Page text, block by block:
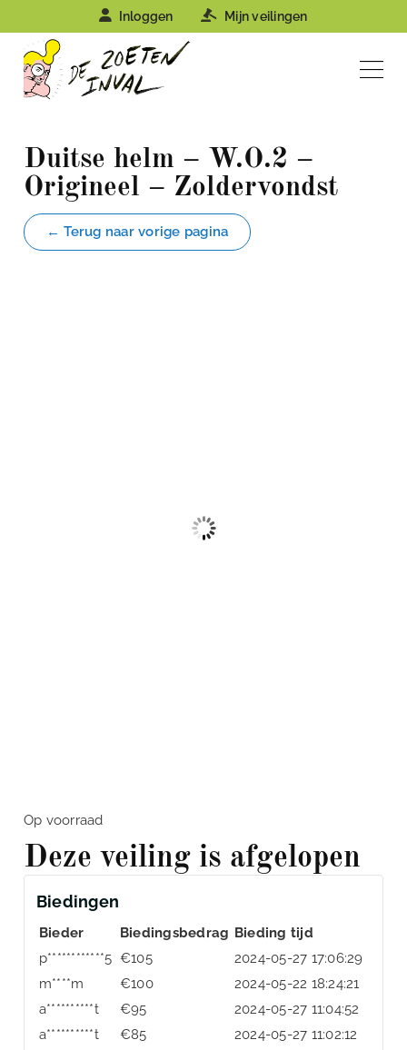
Inloggen Mijn veilingen
Duitse helm – W.O.2 –
Origineel – Zoldervondst
← Terug naar vorige pagina
Op voorraad
Deze veiling is afgelopen
Biedingen
Bieder Biedingsbedrag Bieding tijd
p************5 €105
2024-05-27 17:06:29
m****m
€100
2024-05-22 18:24:21
a**********t
€95
2024-05-27 11:04:52
a**********t
€85
2024-05-27 11:02:12